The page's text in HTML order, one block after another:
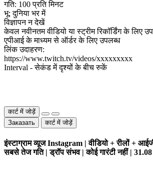
गति: 100 प्रति मिनट
भू: दुनिया भर में
विज्ञापन न देखें
केवल नवीनतम वीडियो या स्ट्रीम रिकॉर्डिंग के लिए
एपीआई के माध्यम से ऑर्डर के लिए उपलब्ध
लिंक उदाहरण:
https://www.twitch.tv/videos/ххххххххх
Interval - सेकंड में दृश्यों के बीच रुकें
कार्ट में जोड़ें
Заказать
कार्ट में जोड़ें
इंस्टाग्राम व्यूज Instagram | वीडियो + रीलों +
सबसे तेज गति | ड्रॉप संभव | कोई गारंटी नहीं |